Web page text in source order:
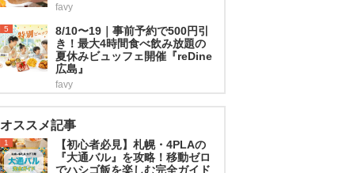
favy
5
8/10〜19｜事前予約で500円引
き！最大4時間食べ飲み放題の
夏休みビュッフェ開催『reDine
広島』
favy
オススメ記事
1
【初心者必見】札幌・4PLAの
『大通バル』を攻略！移動ゼロ
でハシゴ飯を楽しむ完全ガイド